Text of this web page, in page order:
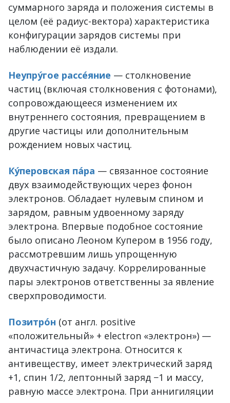
суммарного заряда и положения системы в
целом (её радиус-вектора) характеристика
конфигурации зарядов системы при
наблюдении её издали.
Неупру́гое рассе́яние — столкновение
частиц (включая столкновения с фотонами),
сопровождающееся изменением их
внутреннего состояния, превращением в
другие частицы или дополнительным
рождением новых частиц.
Ку́перовская па́ра — связанное состояние
двух взаимодействующих через фонон
электронов. Обладает нулевым спином и
зарядом, равным удвоенному заряду
электрона. Впервые подобное состояние
было описано Леоном Купером в 1956 году,
рассмотревшим лишь упрощенную
двухчастичную задачу. Коррелированные
пары электронов ответственны за явление
сверхпроводимости.
Позитро́н (от англ. positive
«положительный» + electron «электрон») —
античастица электрона. Относится к
антивеществу, имеет электрический заряд
+1, спин 1/2, лептонный заряд −1 и массу,
равную массе электрона. При аннигиляции